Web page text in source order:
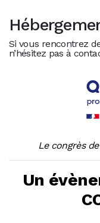
Si vous rencontrez
n’hésitez pas à
Le congrès de
Un